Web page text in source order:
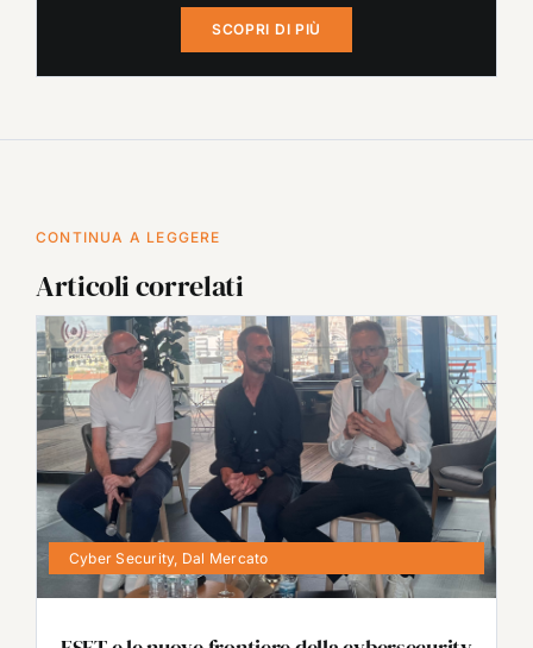
SCOPRI DI PIÙ
CONTINUA A LEGGERE
Articoli correlati
Cyber Security, Dal Mercato